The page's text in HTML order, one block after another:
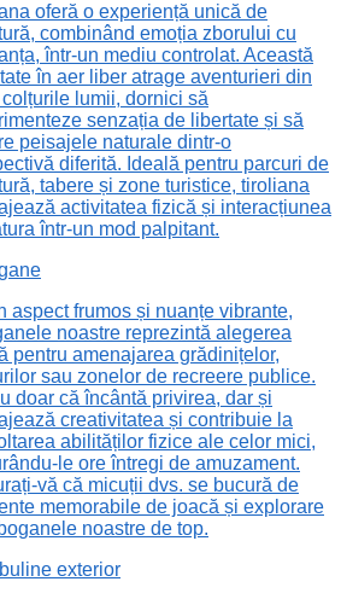
oferă o experiență unică de
combinând emoția zborului cu
într-un mediu controlat. Această
în aer liber atrage aventurieri din
lumii, dornici să
senzația de libertate și să
peisajele naturale dintr-o
diferită. Ideală pentru parcuri de
tabere și zone turistice, tiroliana
activitatea fizică și interacțiunea
într-un mod palpitant.
aspect frumos și nuanțe vibrante,
noastre reprezintă alegerea
pentru amenajarea grădinițelor,
sau zonelor de recreere publice.
doar că încântă privirea, dar și
creativitatea și contribuie la
abilităților fizice ale celor mici,
le ore întregi de amuzament.
vă că micuții dvs. se bucură de
memorabile de joacă și explorare
noastre de top.
exterior